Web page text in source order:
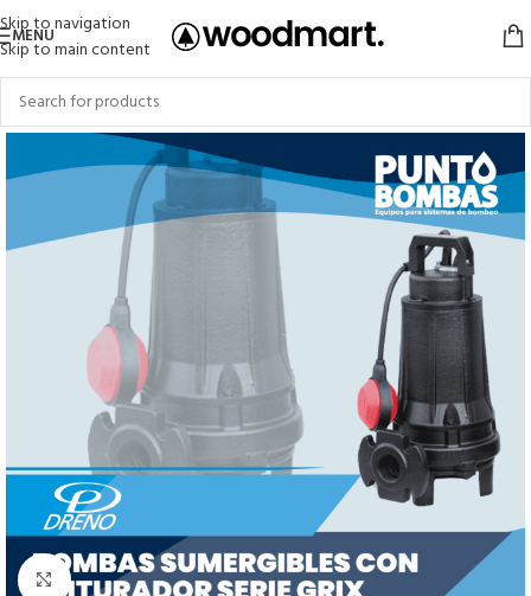
Skip to navigation
Skip to main content
MENU
Click to enlarge